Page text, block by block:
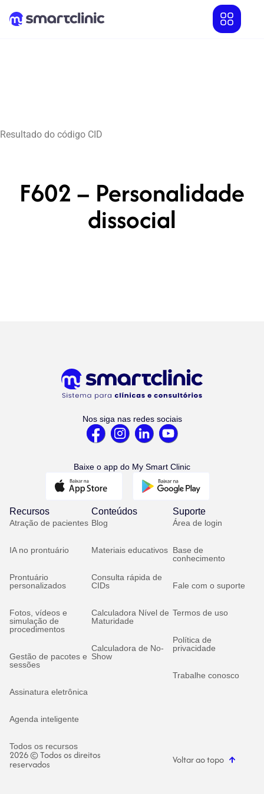
Resultado do código CID
F602 – Personalidade
dissocial
Nos siga nas redes sociais
Baixe o app do My Smart Clinic
Recursos
Atração de pacientes
IA no prontuário
Prontuário
personalizados
Fotos, vídeos e
simulação de
procedimentos
Gestão de pacotes e
sessões
Assinatura eletrônica
Agenda inteligente
Todos os recursos
Conteúdos
Blog
Materiais educativos
Consulta rápida de
CIDs
Calculadora Nível de
Maturidade
Calculadora de No-
Show
Suporte
Área de login
Base de
conhecimento
Fale com o suporte
Termos de uso
Política de
privacidade
Trabalhe conosco
2026 © Todos os direitos
reservados Voltar ao topo